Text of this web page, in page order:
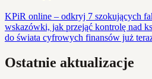
KPiR online – odkryj 7 szokujących
wskazówki, jak przejąć kontrolę nad
do świata cyfrowych finansów już
Ostatnie aktualizacje